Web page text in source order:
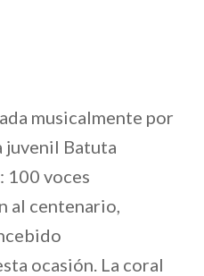
musicalmente por
juvenil Batuta
100 voces
al centenario,
ocasión. La coral